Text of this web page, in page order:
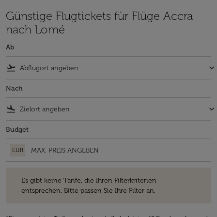
Günstige Flugtickets für Flüge Accra
nach Lomé
Ab
flight_takeoff keyboard_arrow_down
Nach
flight_land keyboard_arrow_down
Budget
EUR
Es gibt keine Tarife, die Ihren Filterkriterien
entsprechen. Bitte passen Sie Ihre Filter an.